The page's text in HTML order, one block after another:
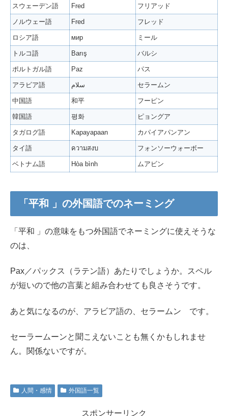
スウェーデン語 Fred フリアッド
ノルウェー語 Fred フレッド
ロシア語 мир ミール
トルコ語 Barış バルシ
ポルトガル語 Paz パス
アラビア語 سلام セラームン
中国語 和平 フーピン
韓国語 평화 ピョングア
タガログ語 Kapayapaan カパイアパンアン
タイ語 ความสงบ フォンソーウォーボー
ベトナム語 Hòa bình ムアビン
「平和 」の外国語でのネーミング
「平和 」の意味をもつ外国語でネーミングに使えそうな
のは、
Pax／パックス（ラテン語）あたりでしょうか。スペル
が短いので他の言葉と組み合わせても良さそうです。
あと気になるのが、アラビア語の、セラームン です。
セーラームーンと聞こえないことも無くかもしれませ
ん。関係ないですが。
人間・感情 外国語一覧
スポンサーリンク